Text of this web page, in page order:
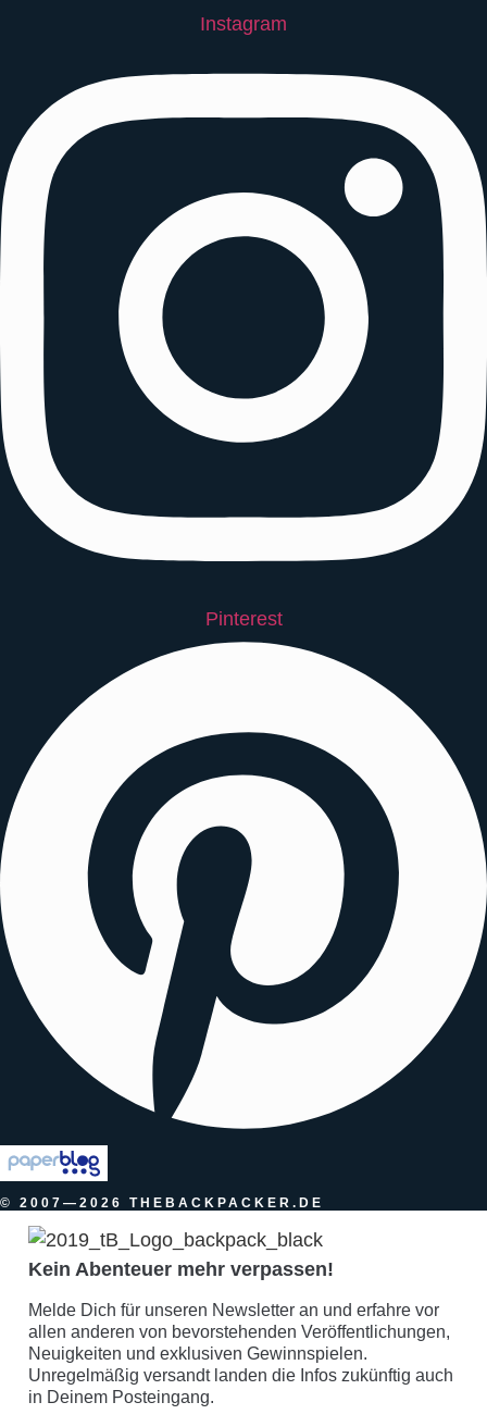
Instagram
Pinterest
© 2007—2026 THEBACKPACKER.DE
Kein Abenteuer mehr verpassen!
Melde Dich für unseren Newsletter an und erfahre vor
allen anderen von bevorstehenden Veröffentlichungen,
Neuigkeiten und exklusiven Gewinnspielen.
Unregelmäßig versandt landen die Infos zukünftig auch
in Deinem Posteingang.